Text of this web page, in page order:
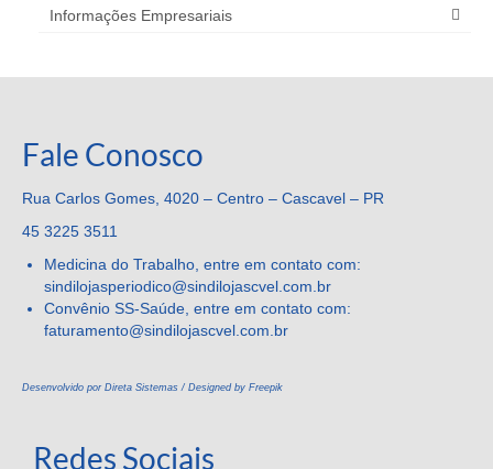
Informações Empresariais
Fale Conosco
Rua Carlos Gomes, 4020 – Centro – Cascavel – PR
45 3225 3511
Medicina do Trabalho, entre em contato com:
sindilojasperiodico@sindilojascvel.com.br
Convênio SS-Saúde, entre em contato com:
faturamento@sindilojascvel. com.br
Desenvolvido por Direta Sistemas / Designed by Freepik
Redes Sociais